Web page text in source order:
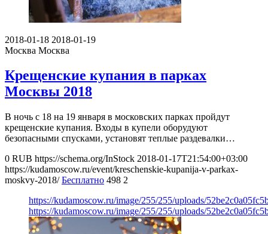
2018-01-18 2018-01-19
Москва Москва
Крещенские купания в парках
Москвы 2018
В ночь с 18 на 19 января в московских парках пройдут
крещенские купания. Входы в купели оборудуют
безопасными спусками, установят теплые раздевалки…
0 RUB https://schema.org/InStock 2018-01-17T21:54:00+03:00
https://kudamoscow.ru/event/kreschenskie-kupanija-v-parkax-
moskvy-2018/ Бесплатно 498 2
https://kudamoscow.ru/image/255/255/uploads/
https://kudamoscow.ru/image/255/255/uploads/